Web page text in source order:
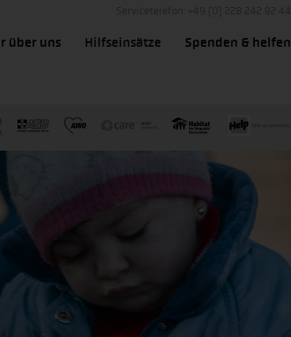
über uns Hilfseinsätze Spenden & helfen